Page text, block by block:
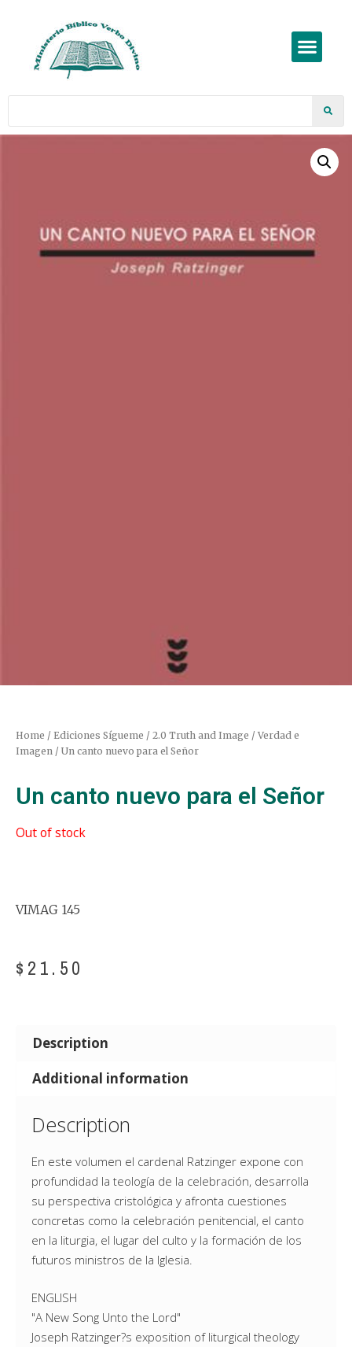
Home / Ediciones Sígueme / 2.0 Truth and Image / Verdad e
Imagen / Un canto nuevo para el Señor
Un canto nuevo para el Señor
Out of stock
VIMAG 145
$ 21.50
Description
Additional information
Description
En este volumen el cardenal Ratzinger expone con
profundidad la teología de la celebración, desarrolla
su perspectiva cristológica y afronta cuestiones
concretas como la celebración penitencial, el canto
en la liturgia, el lugar del culto y la formación de los
futuros ministros de la Iglesia.
ENGLISH
"A New Song Unto the Lord"
Joseph Ratzinger?s exposition of liturgical theology